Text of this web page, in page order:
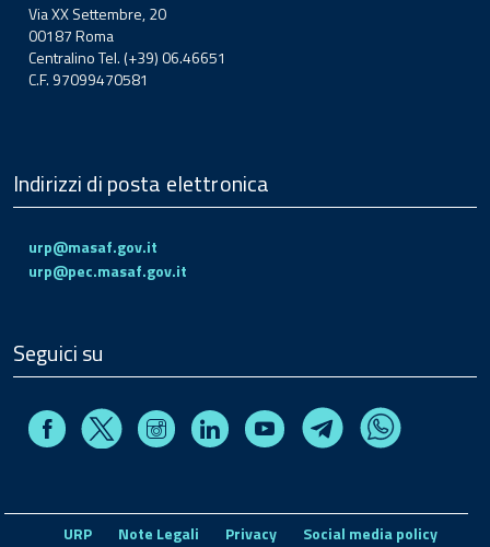
Via XX Settembre, 20
00187 Roma
Centralino Tel. (+39) 06.46651
C.F. 97099470581
Indirizzi di posta elettronica
urp@masaf.gov.it
urp@pec.masaf.gov.it
Seguici su
FacebookX InstagramLinkedin Youtube TelegramWhatsapp
URP Note Legali Privacy Social media policy